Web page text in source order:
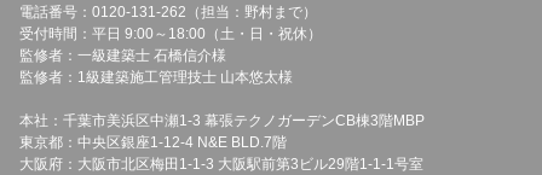
電話番号：0120-131-262（担当：野村まで）
受付時間：平日 9:00～18:00（土・日・祝休）
監修者：一級建築士 石橋信介様
監修者：1級建築施工管理技士 山本悠太様
本社：千葉市美浜区中瀬1-3 幕張テクノガーデンCB棟3階MBP
東京都：中央区銀座1-12-4 N&E BLD.7階
大阪府：大阪市北区梅田1-1-3 大阪駅前第3ビル29階1-1-1号室